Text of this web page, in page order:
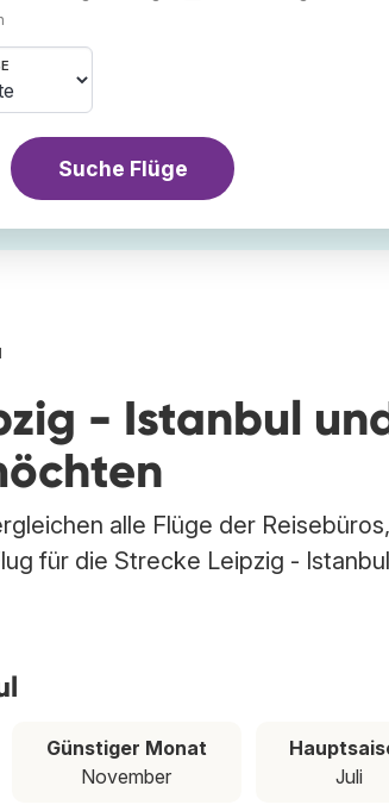
Suche Flüge
- Istanbul
alle Flüge der
für die Strecke Leipzig -
Günstiger Monat
November
Juli